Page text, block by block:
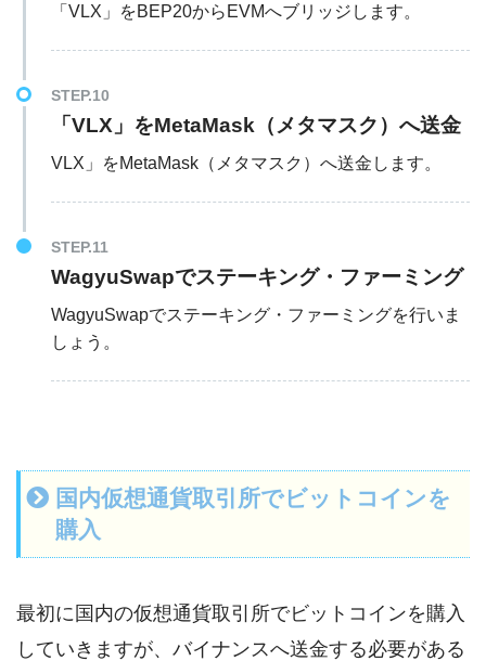
「VLX」をBEP20からEVMへブリッジします。
STEP.10
「VLX」をMetaMask（メタマスク）へ送金
VLX」をMetaMask（メタマスク）へ送金します。
STEP.11
WagyuSwapでステーキング・ファーミング
WagyuSwapでステーキング・ファーミングを行いま
しょう。
国内仮想通貨取引所でビットコインを
購入
最初に国内の仮想通貨取引所でビットコインを購入
していきますが、バイナンスへ送金する必要がある